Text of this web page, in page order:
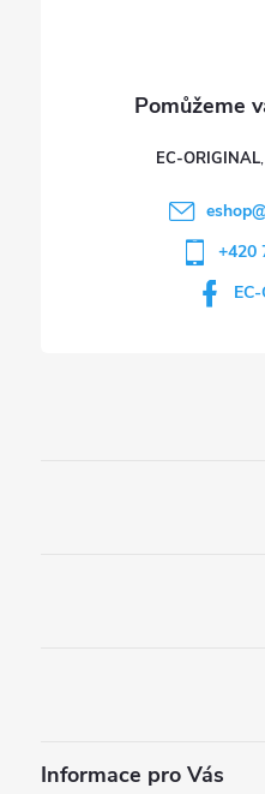
EC-ORIGINAL
eshop
+420
Informace pro Vás